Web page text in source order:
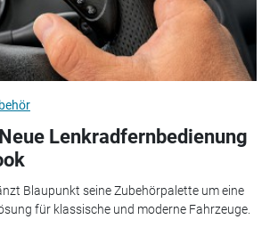
Lenkradfernbedienung
Blaupunkt seine Zubehörpalette um eine
für klassische und moderne Fahrzeuge.